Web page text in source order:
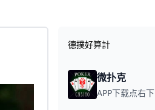
德撲好算計
微扑克